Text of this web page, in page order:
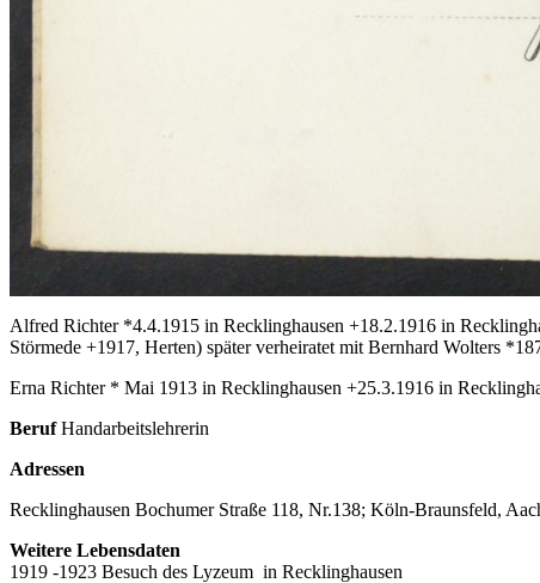
Alfred Richter *4.4.1915 in Recklinghausen +18.2.1916 in
Störmede +1917, Herten) später verheiratet mit Bernhard Wolters
Erna Richter * Mai 1913 in Recklinghausen +25.3.1916 in
BerufHandarbeitslehrerin
Adressen
Recklinghausen Bochumer Straße 118, Nr.138; Köln-Braunsfeld,
Weitere Lebensdaten
1919 -1923 Besuch des Lyzeum in Recklinghausen